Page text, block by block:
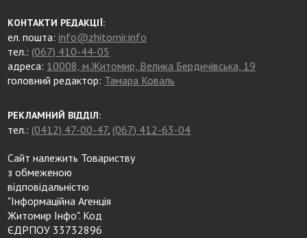
КОНТАКТИ РЕДАКЦІЇ:
ел. пошта:info@zhitomir.info
тел.: (067) 410-44-05
адреса: 10008, м.Житомир, Велика Бердичівська, 19
головний редактор: Тамара Коваль
РЕКЛАМНИЙ ВІДДІЛ:
тел.: (0412) 47-00-47, (067) 412-63-04
Сайт належить Товариству
з обмеженою
відповідальністю
"Інформаційна Агенція
Житомир Інфо". Код
ЄДРПОУ 33732896